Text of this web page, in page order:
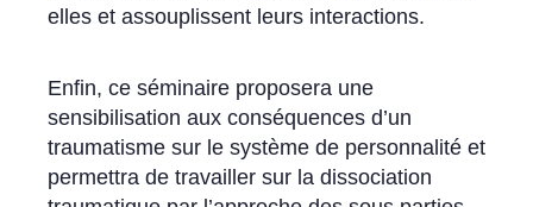
elles et assouplissent leurs interactions.
Enfin, ce séminaire proposera une
sensibilisation aux conséquences d’un
traumatisme sur le système de personnalité et
permettra de travailler sur la dissociation